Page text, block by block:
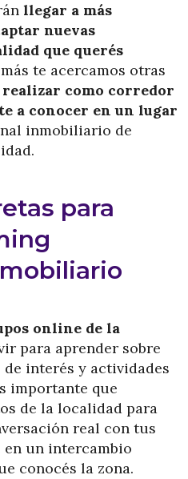
llegar a más
nuevas
que querés
te acercamos otras
realizar como corredor
a conocer en un lugar
inmobiliario de
para
online de la
para aprender sobre
interés y actividades
importante que
de la localidad para
real con tus
en un intercambio
conocés la zona.